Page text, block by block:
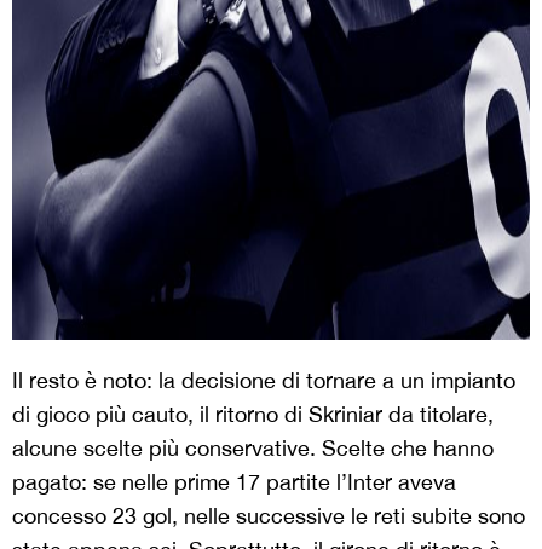
Il resto è noto: la decisione di tornare a un impianto
di gioco più cauto, il ritorno di Skriniar da titolare,
alcune scelte più conservative. Scelte che hanno
pagato: se nelle prime 17 partite l’Inter aveva
concesso 23 gol, nelle successive le reti subite sono